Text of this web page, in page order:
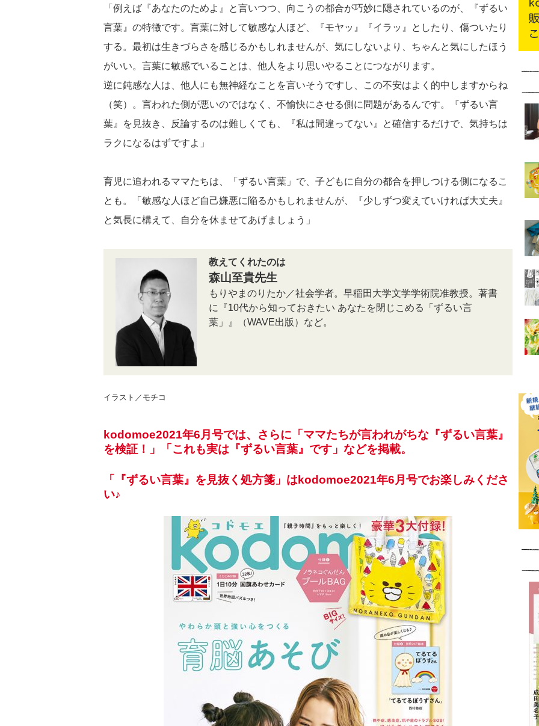
「例えば『あなたのためよ』と言いつつ、向こうの都合が巧妙に隠されているのが、『ずるい
言葉』の特徴です。言葉に対して敏感な人ほど、『モヤッ』『イラッ』としたり、傷ついたり
する。最初は生きづらさを感じるかもしれませんが、気にしないより、ちゃんと気にしたほう
がいい。言葉に敏感でいることは、他人をより思いやることにつながります。
逆に鈍感な人は、他人にも無神経なことを言いそうですし、この不安はよく的中しますからね
（笑）。言われた側が悪いのではなく、不愉快にさせる側に問題があるんです。『ずるい言
葉』を見抜き、反論するのは難しくても、『私は間違ってない』と確信するだけで、気持ちは
ラクになるはずですよ」
育児に追われるママたちは、「ずるい言葉」で、子どもに自分の都合を押しつける側になるこ
とも。「敏感な人ほど自己嫌悪に陥るかもしれませんが、『少しずつ変えていければ大丈夫』
と気長に構えて、自分を休ませてあげましょう」
教えてくれたのは
森山至貴先生
もりやまのりたか／社会学者。早稲田大学文学学術院准教授。著書
に『10代から知っておきたい あなたを閉じこめる「ずるい言
葉」』（WAVE出版）など。
イラスト／モチコ
kodomoe2021年6月号では、さらに「ママたちが言われがちな『ずるい言葉』
を検証！」「これも実は『ずるい言葉』です」などを掲載。
「『ずるい言葉』を見抜く処方箋」はkodomoe2021年6月号でお楽しみくださ
い♪